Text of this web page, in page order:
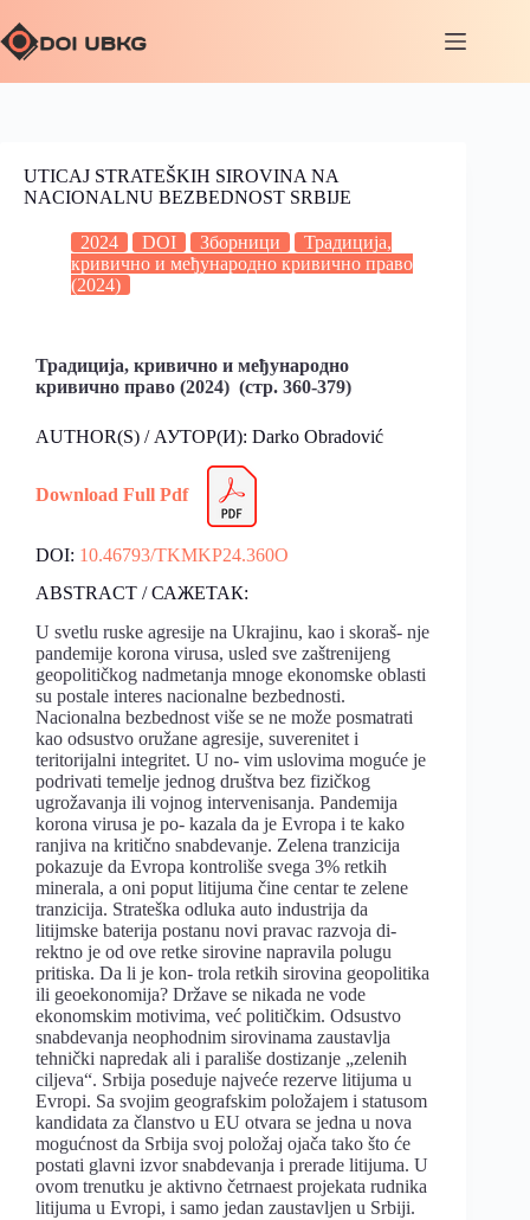
UTICAJ STRATEŠKIH SIROVINA NA
NACIONALNU BEZBEDNOST SRBIJE
2024 DOI Зборници
Традиција,
кривично и међународно кривично право
(2024)
Традиција, кривично и међународно
кривично право (2024) (стр. 360-379)
AUTHOR(S) / АУТОР(И): Darko Obradović
Download Full Pdf
DOI: 10.46793/TKMKP24.360O
ABSTRACT / САЖЕТАК:
U svetlu ruske agresije na Ukrajinu, kao i skoraš- nje
pandemije korona virusa, usled sve zaštrenijeng
geopolitičkog nadmetanja mnoge ekonomske oblasti
su postale interes nacionalne bezbednosti.
Nacionalna bezbednost više se ne može posmatrati
kao odsustvo oružane agresije, suverenitet i
teritorijalni integritet. U no- vim uslovima moguće je
podrivati temelje jednog društva bez fizičkog
ugrožavanja ili vojnog intervenisanja. Pandemija
korona virusa je po- kazala da je Evropa i te kako
ranjiva na kritično snabdevanje. Zelena tranzicija
pokazuje da Evropa kontroliše svega 3% retkih
minerala, a oni poput litijuma čine centar te zelene
tranzicija. Strateška odluka auto industrija da
litijmske baterija postanu novi pravac razvoja di-
rektno je od ove retke sirovine napravila polugu
pritiska. Da li je kon- trola retkih sirovina geopolitika
ili geoekonomija? Države se nikada ne vode
ekonomskim motivima, već političkim. Odsustvo
snabdevanja neophodnim sirovinama zaustavlja
tehnički napredak ali i parališe dostizanje „zelenih
ciljeva“. Srbija poseduje najveće rezerve litijuma u
Evropi. Sa svojim geografskim položajem i statusom
kandidata za članstvo u EU otvara se jedna u nova
mogućnost da Srbija svoj položaj ojača tako što će
postati glavni izvor snabdevanja i prerade litijuma. U
ovom trenutku je aktivno četrnaest projekata rudnika
litijuma u Evropi, i samo jedan zaustavljen u Srbiji.